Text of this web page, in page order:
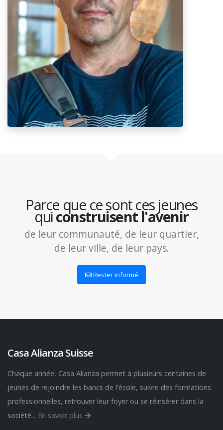
Parce que ce sont ces jeunes
quiconstruisent l'avenir
de leur communauté, de leur quartier,
de leur ville, de leur pays.
Rester informé
Casa Alianza Suisse
Chaque année, Casa Alianza permet à plusieurs centaines de
jeunes de rejoindre les bancs de l'école, suivre des formations
professionnelles, retrouver leur foyer ou se réinsérer dans la
société... En savoir plus